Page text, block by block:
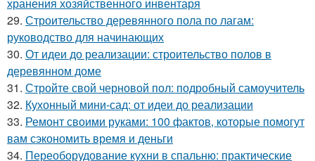
хранения хозяйственного инвентаря
29. Строительство деревянного пола по лагам:
руководство для начинающих
30. От идеи до реализации: строительство полов в
деревянном доме
31. Стройте свой черновой пол: подробный самоучитель
32. Кухонный мини-сад: от идеи до реализации
33. Ремонт своими руками: 100 фактов, которые помогут
вам сэкономить время и деньги
34. Переоборудование кухни в спальню: практические